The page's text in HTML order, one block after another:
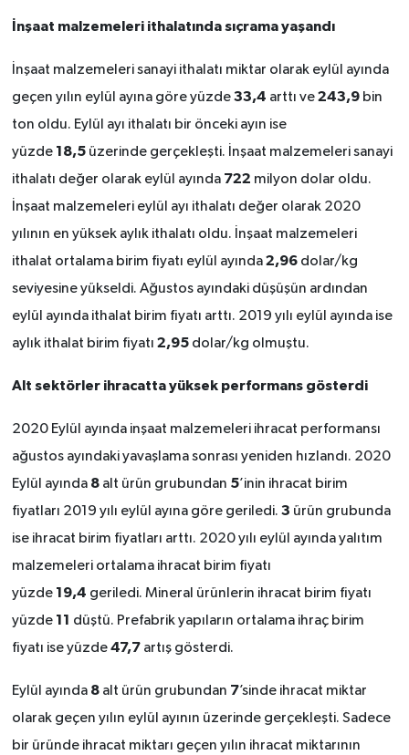
İnşaat malzemeleri ithalatında sıçrama yaşandı
İnşaat malzemeleri sanayi ithalatı miktar olarak eylül ayında
geçen yılın eylül ayına göre yüzde33,4 arttı ve243,9bin
ton oldu. Eylül ayı ithalatı bir önceki ayın ise
yüzde18,5üzerinde gerçekleşti. İnşaat malzemeleri sanayi
ithalatı değer olarak eylül ayında 722 milyon dolar oldu.
İnşaat malzemeleri eylül ayı ithalatı değer olarak 2020
yılının en yüksek aylık ithalatı oldu. İnşaat malzemeleri
ithalat ortalama birim fiyatı eylül ayında2,96dolar/kg
seviyesine yükseldi. Ağustos ayındaki düşüşün ardından
eylül ayında ithalat birim fiyatı arttı. 2019 yılı eylül ayında ise
aylık ithalat birim fiyatı 2,95dolar/kg olmuştu.
Alt sektörler ihracatta yüksek performans gösterdi
2020 Eylül ayında inşaat malzemeleri ihracat performansı
ağustos ayındaki yavaşlama sonrası yeniden hızlandı. 2020
Eylül ayında 8 alt ürün grubundan 5’inin ihracat birim
fiyatları 2019 yılı eylül ayına göre geriledi. 3 ürün grubunda
ise ihracat birim fiyatları arttı. 2020 yılı eylül ayında yalıtım
malzemeleri ortalama ihracat birim fiyatı
yüzde 19,4 geriledi. Mineral ürünlerin ihracat birim fiyatı
yüzde 11 düştü. Prefabrik yapıların ortalama ihraç birim
fiyatı ise yüzde47,7 artış gösterdi.
Eylül ayında 8 alt ürün grubundan 7’sinde ihracat miktar
olarak geçen yılın eylül ayının üzerinde gerçekleşti. Sadece
bir üründe ihracat miktarı geçen yılın ihracat miktarının